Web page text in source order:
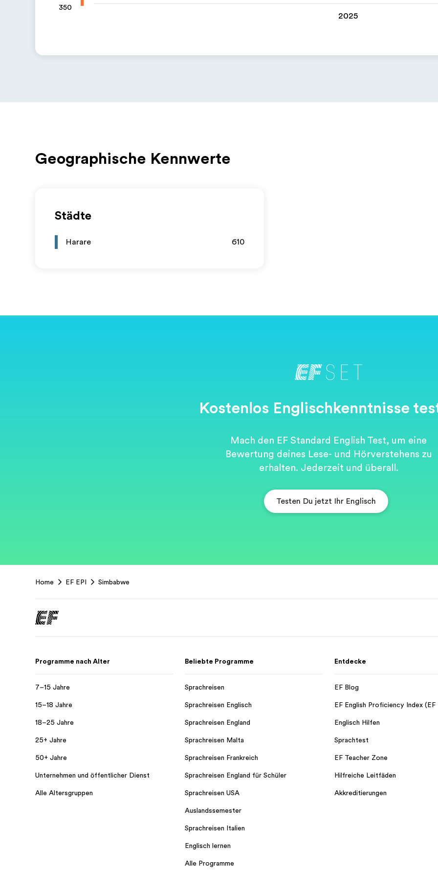
350
2025
Geographische Kennwerte
Städte
Harare 610
Kostenlos Englischkenntnisse
Mach den EF Standard English Test, um eine
Bewertung deines Lese- und Hörverstehens zu
erhalten. Jederzeit und überall.
Testen Du jetzt Ihr Englisch
Home EF EPI Simbabwe
Programme nach Alter
7–15 Jahre
15–18 Jahre
18–25 Jahre
25+ Jahre
50+ Jahre
Unternehmen und öffentlicher Dienst
Alle Altersgruppen
Beliebte Programme
Sprachreisen
Sprachreisen Englisch
Sprachreisen England
Sprachreisen Malta
Sprachreisen Frankreich
Sprachreisen England für Schüler
Sprachreisen USA
Auslandssemester
Sprachreisen Italien
Englisch lernen
Alle Programme
Entdecke
EF Blog
EF English Proficiency Index (EF
Englisch Hilfen
Sprachtest
EF Teacher Zone
Hilfreiche Leitfäden
Akkreditierungen